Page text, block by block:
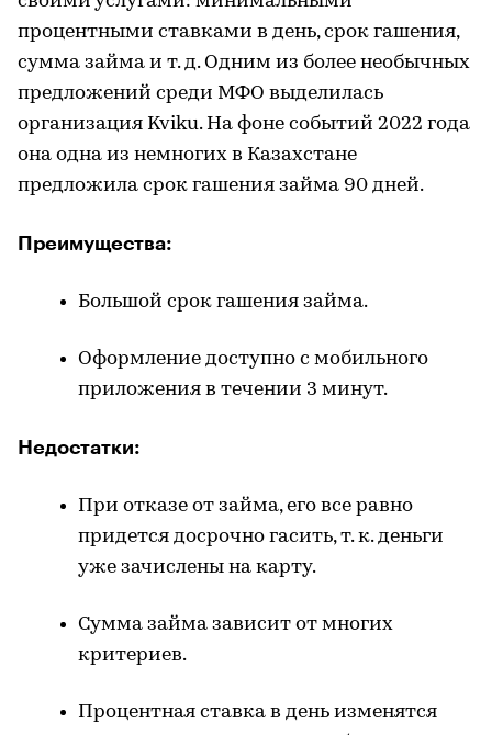
процентными ставками в день, срок гашения,
сумма займа и т. д. Одним из более необычных
предложений среди МФО выделилась
организация Kviku. На фоне событий 2022 года
она одна из немногих в Казахстане
предложила срок гашения займа 90 дней.
Преимущества:
Большой срок гашения займа.
Оформление доступно с мобильного
приложения в течении 3 минут.
Недостатки:
При отказе от займа, его все равно
придется досрочно гасить, т. к. деньги
уже зачислены на карту.
Сумма займа зависит от многих
критериев.
Процентная ставка в день изменятся